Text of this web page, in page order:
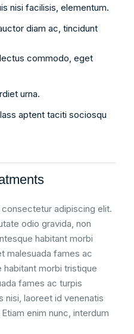
nisi facilisis, elementum.
diam ac, tincidunt
commodo, eget
urna.
aptent taciti sociosqu
adipiscing elit.
odio gravida, non
habitant morbi
malesuada fames ac
morbi tristique
fames ac turpis
nisi, laoreet id venenatis
enim nunc, interdum